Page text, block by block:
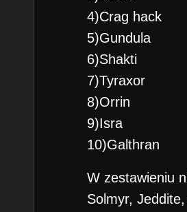
4)Crag hack
5)Gundula
6)Shakti
7)Tyraxor
8)Orrin
9)Isra
10)Galthran
W zestawieniu
Solmyr,